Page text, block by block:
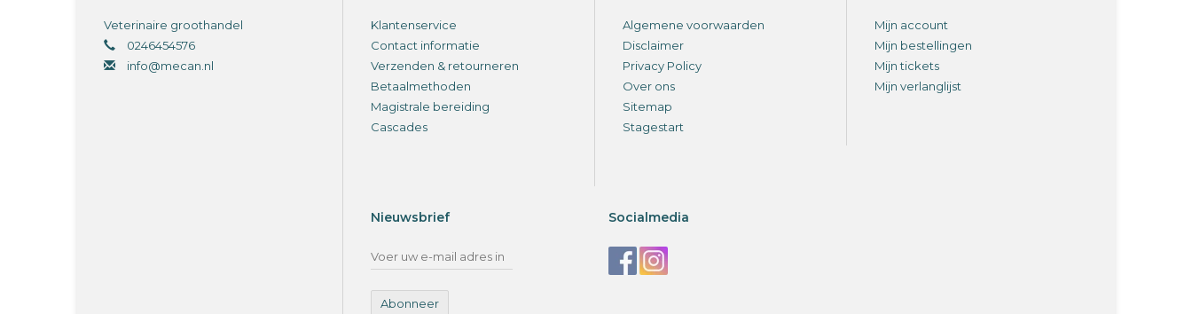
Veterinaire groothandel
0246454576
info@mecan.nl
Klantenservice
Contact informatie
Verzenden & retourneren
Betaalmethoden
Magistrale bereiding
Cascades
Algemene voorwaarden
Disclaimer
Privacy Policy
Over ons
Sitemap
Stagestart
Mijn account
Mijn bestellingen
Mijn tickets
Mijn verlanglijst
Nieuwsbrief
Abonneer
Socialmedia